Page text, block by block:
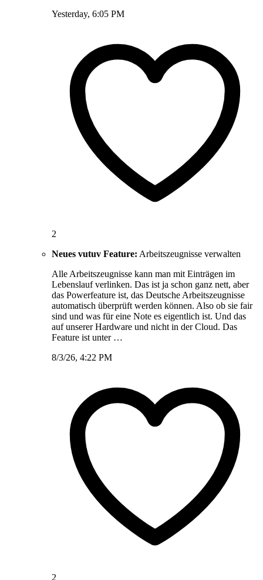
Yesterday, 6:05 PM
2
Neues vutuv Feature: Arbeitszeugnisse verwalten
Alle Arbeitszeugnisse kann man mit Einträgen im
Lebenslauf verlinken. Das ist ja schon ganz nett, aber
das Powerfeature ist, das Deutsche Arbeitszeugnisse
automatisch überprüft werden können. Also ob sie fair
sind und was für eine Note es eigentlich ist. Und das
auf unserer Hardware und nicht in der Cloud. Das
Feature ist unter …
8/3/26, 4:22 PM
2